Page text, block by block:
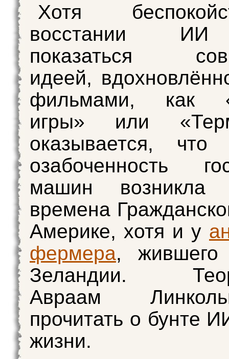
Хотя
восстании
показаться
идеей,
фильмами, как
игры» или
оказывается, что
озабоченность
машин
времена
Америке, хотя и у
фермера,
Зеландии.
Авраам
прочитать о бунте
жизни.